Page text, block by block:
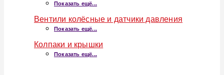
Показать ещё...
Вентили колёсные и датчики давления
Показать ещё...
Колпаки и крышки
Показать ещё...